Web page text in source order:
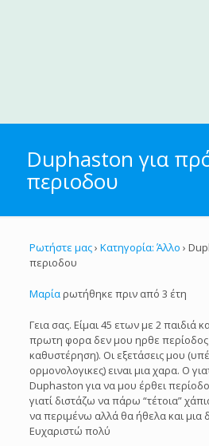
Duphaston για
περιοδου
Ρωτήστε μας› Κατηγορία: Άλλο ›
περιοδου
Μαρίαρωτήθηκε πριν από 3 έτη
Γεια σας. Είμαι 45 ετων με 2 παιδιά
πρωτη φορα δεν μου ηρθε
καθυστέρηση). Οι εξετάσεις μου
ορμονολογικες) ειναι μια χαρα. Ο
Duphaston για να μου έρθει
γιατί διστάζω να πάρω “τέτοια”
να περιμένω αλλά θα ήθελα και μια
Ευχαριστώ πολύ